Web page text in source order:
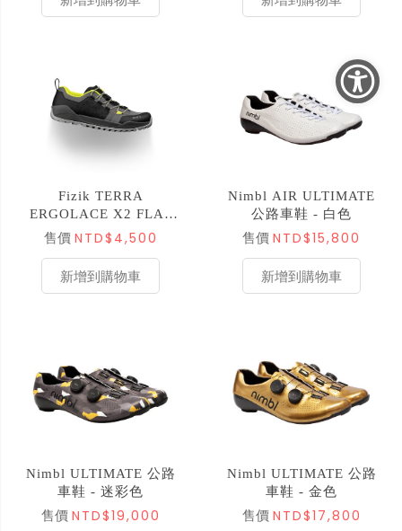
Fizik TERRA
ERGOLACE X2 FLAT
登山車鞋 - 黑/螢光黃
售價 NTD$4,500
新增到購物車
Nimbl AIR ULTIMATE
公路車鞋 - 白色
售價 NTD$15,800
新增到購物車
Nimbl ULTIMATE 公路
車鞋 - 迷彩色
售價 NTD$19,000
Nimbl ULTIMATE 公路
車鞋 - 金色
售價 NTD$17,800